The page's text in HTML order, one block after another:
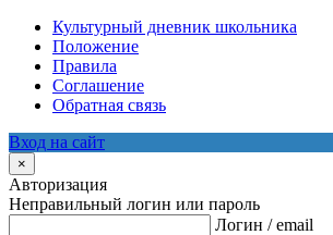
Культурный дневник школьника
Положение
Правила
Соглашение
Обратная связь
Вход на сайт
×
Авторизация
Неправильный логин или пароль
Логин / email